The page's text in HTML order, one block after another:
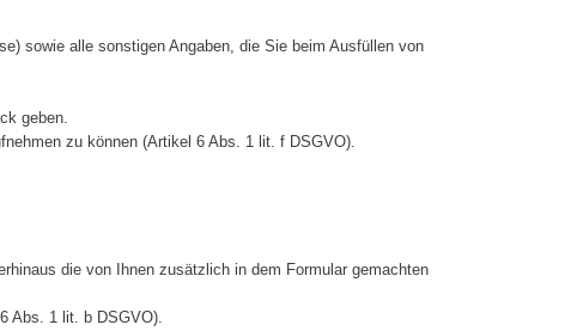
sowie alle sonstigen Angaben, die Sie beim Ausfüllen von
geben.
zu können (Artikel 6 Abs. 1 lit. f DSGVO).
die von Ihnen zusätzlich in dem Formular gemachten
Abs. 1 lit. b DSGVO).